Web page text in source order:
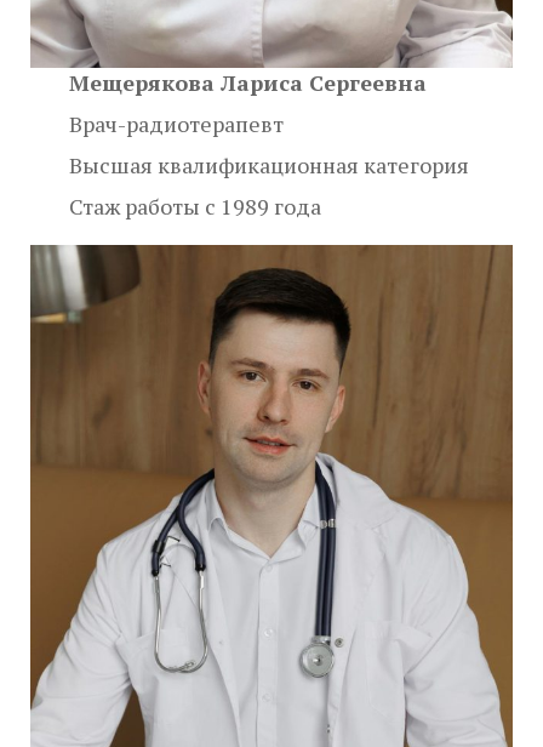
Мещерякова Лариса Сергеевна
Врач-радиотерапевт
Высшая квалификационная категория
Стаж работы с 1989 года